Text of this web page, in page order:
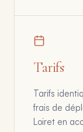
Tarifs
Tarifs
frais de
Loiret en